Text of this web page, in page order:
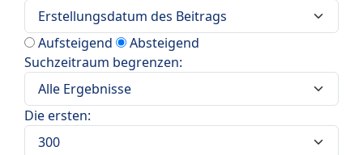
Aufsteigend
Absteigend
Suchzeitraum begrenzen:
Die ersten: